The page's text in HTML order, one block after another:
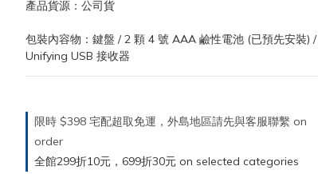
產品貨源：公司貨
包裝內容物：鍵盤 / 2 顆 4 號 AAA 鹼性電池 (已預先安裝) /
Unifying USB 接收器
限時 $398 宅配超取免運，外島地區請先與客服聯繫 on
order
全館299折10元，699折30元 on selected categories